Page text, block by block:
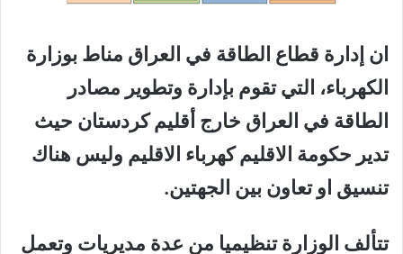
ان إدارة قطاع الطاقة في العراق مناط بوزارة
الكهرباء، التي تقوم بإدارة وتطوير مصادر
الطاقة في العراق خارج أقليم كردستان حيث
تدير حكومة الاقليم كهرباء الاقليم وليس هناك
تنسيق او تعاون بين الجهتين.
تتألف الوزارة تنظيميا من عدة مديريات وتعمل